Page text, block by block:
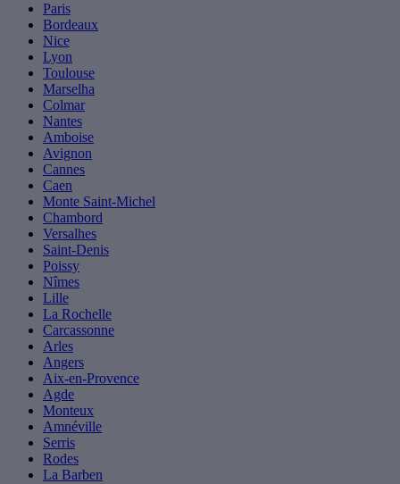
Paris
Bordeaux
Nice
Lyon
Toulouse
Marselha
Colmar
Nantes
Amboise
Avignon
Cannes
Caen
Monte Saint-Michel
Chambord
Versalhes
Saint-Denis
Poissy
Nîmes
Lille
La Rochelle
Carcassonne
Arles
Angers
Aix-en-Provence
Agde
Monteux
Amnéville
Serris
Rodes
La Barben